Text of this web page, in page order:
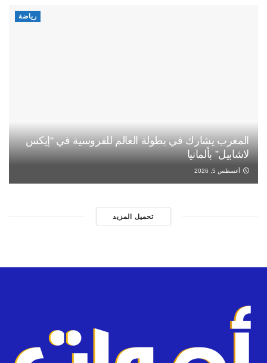
رياضة
المغرب يشارك في بطولة العالم للفروسية في “إيكس
لاشابيل” بألمانيا
أغسطس 5, 2026
تحميل المزيد